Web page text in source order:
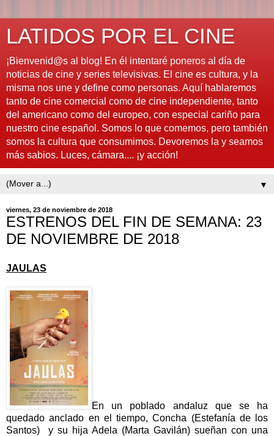
LATIDOS POR EL CINE
¡Bienvenid@s al blog! En él intentaré poneros al día de
noticias de cine y series televisivas. El cine es cultura, y la
misma nos une y define como personas. Aquí hablaremos
tanto de cine comercial como de cine independiente, tanto
del americano como del europeo, con especial cariño para
nuestro cine español. Somos lo que comemos, pero también
somos la cultura que consumimos. Devoremos la y seamos
más sabios. Luces, cámara.... ¡y acción!
▼
viernes, 23 de noviembre de 2018
ESTRENOS DEL FIN DE SEMANA: 23
DE NOVIEMBRE DE 2018
JAULAS
En un poblado andaluz que se ha
quedado anclado en el tiempo, Concha (Estefanía de los
Santos) y su hija Adela (Marta Gavilán) sueñan con una